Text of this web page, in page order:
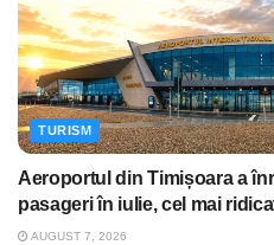
TURISM
Aeroportul din Timișoara a
pasageri în iulie, cel mai
AUGUST 7, 2026